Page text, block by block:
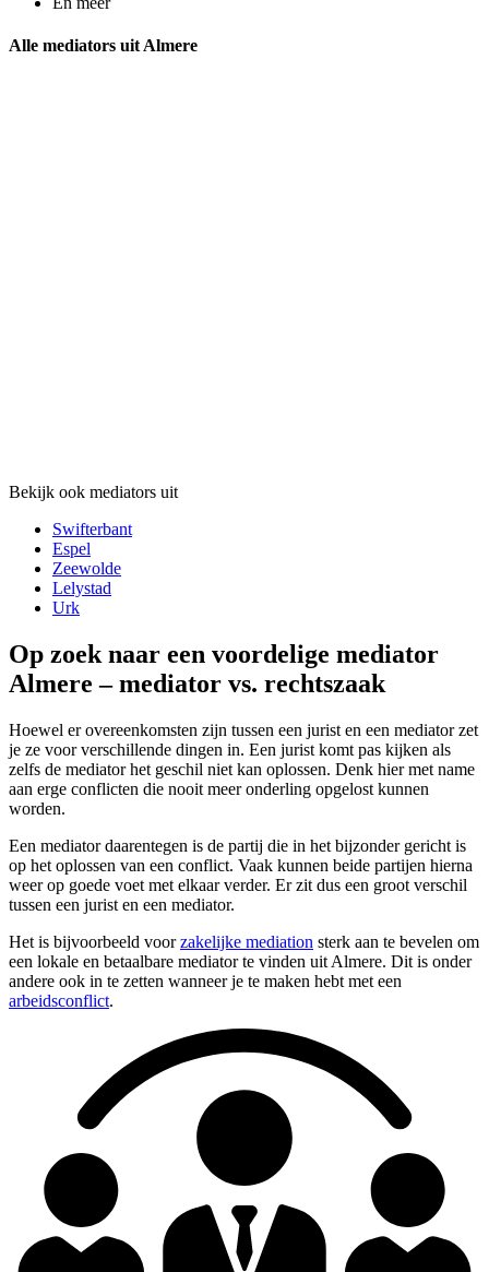
Alle mediators uit Almere
Bekijk ook mediators uit
Swifterbant
Espel
Zeewolde
Lelystad
Urk
Op zoek naar een voordelige mediator
Almere – mediator vs. rechtszaak
Hoewel er overeenkomsten zijn tussen een jurist en een mediator zet
je ze voor verschillende dingen in. Een jurist komt pas kijken als
zelfs de mediator het geschil niet kan oplossen. Denk hier met name
aan erge conflicten die nooit meer onderling opgelost kunnen
worden.
Een mediator daarentegen is de partij die in het bijzonder gericht is
op het oplossen van een conflict. Vaak kunnen beide partijen hierna
weer op goede voet met elkaar verder. Er zit dus een groot verschil
tussen een jurist en een mediator.
Het is bijvoorbeeld voorzakelijke mediation sterk aan te bevelen om
een lokale en betaalbare mediator te vinden uit Almere. Dit is onder
andere ook in te zetten wanneer je te maken hebt met een
arbeidsconflict.